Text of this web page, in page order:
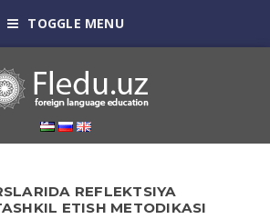
TOGGLE MENU
REFLEKTSIYA
ETISH МETODIKASI